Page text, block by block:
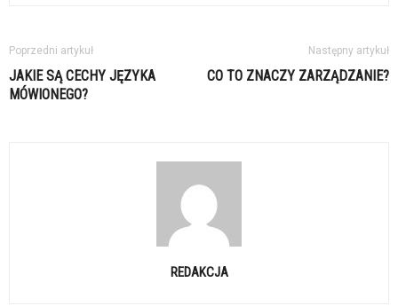
Poprzedni artykuł
JAKIE SĄ CECHY JĘZYKA
MÓWIONEGO?
Następny artykuł
CO TO ZNACZY ZARZĄDZANIE?
REDAKCJA